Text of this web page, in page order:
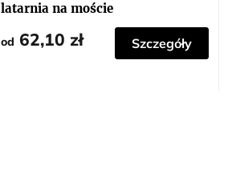
latarnia na moście
od 62,10 zł Szczegóły